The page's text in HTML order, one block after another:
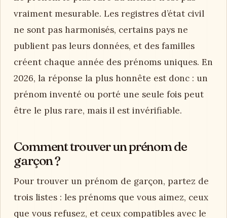
vraiment mesurable. Les registres d’état civil
ne sont pas harmonisés, certains pays ne
publient pas leurs données, et des familles
créent chaque année des prénoms uniques. En
2026, la réponse la plus honnête est donc : un
prénom inventé ou porté une seule fois peut
être le plus rare, mais il est invérifiable.
Comment trouver un prénom de
garçon ?
Pour trouver un prénom de garçon, partez de
trois listes : les prénoms que vous aimez, ceux
que vous refusez, et ceux compatibles avec le